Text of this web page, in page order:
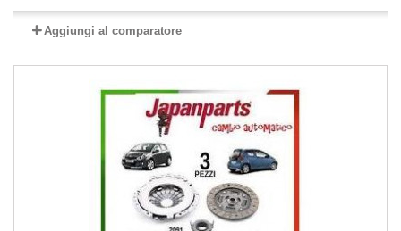
Aggiungi al comparatore